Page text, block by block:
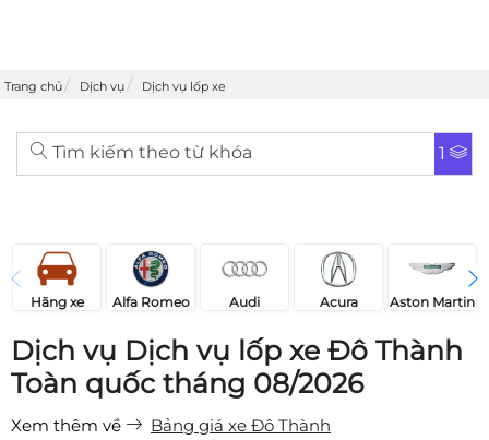
Trang chủ Dịch vụ Dịch vụ lốp xe
Tìm kiếm theo từ khóa 1
Hãng xe Alfa Romeo Audi Acura Aston Martin
Dịch vụ Dịch vụ lốp xe Đô Thành
Toàn quốc tháng 08/2026
Xem thêm về
Bảng giá xe Đô Thành